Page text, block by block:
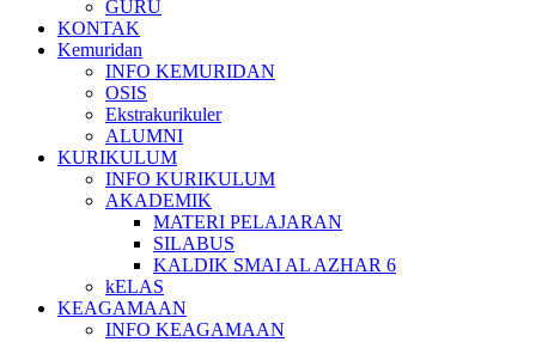
GURU
KONTAK
Kemuridan
INFO KEMURIDAN
OSIS
Ekstrakurikuler
ALUMNI
KURIKULUM
INFO KURIKULUM
AKADEMIK
MATERI PELAJARAN
SILABUS
KALDIK SMAI AL AZHAR 6
kELAS
KEAGAMAAN
INFO KEAGAMAAN